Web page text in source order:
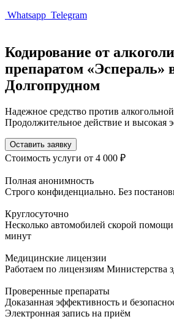
Whatsapp Telegram
Кодирование от
препаратом «Эспераль»
Долгопрудном
Надежное средство против
Продолжительное действие и высокая
Оставить заявку
Стоимость услуги от 4 000 ₽
Полная анонимность
Строго конфиденциально. Без
Круглосуточно
Несколько автомобилей скорой
минут
Медицинские лицензии
Работаем по лицензиям Министерства
Проверенные препараты
Доказанная эффективность и
Электронная запись на приём